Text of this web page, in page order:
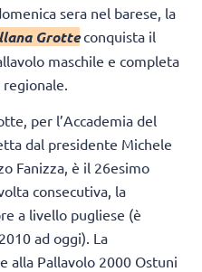
sera nel barese, la
Grotteconquista il
maschile e completa
per l’Accademia del
dal presidente Michele
Fanizza, è il 26esimo
consecutiva, la
a livello pugliese (è
ad oggi). La
alla Pallavolo 2000 Ostuni